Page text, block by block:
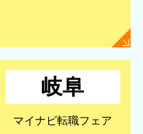
岐阜
マイナビ転職フェア